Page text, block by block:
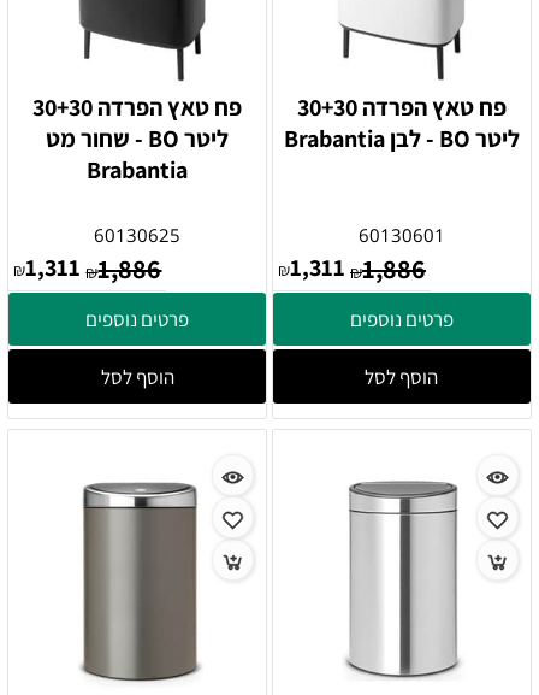
פח טאץ הפרדה 30+30
ליטר BO - לבן Brabantia
60130601
₪1,886
₪1,311
פרטים נוספים
הוסף לסל
פח טאץ הפרדה 30+30
ליטר BO - שחור מט
Brabantia
60130625
₪1,886
₪1,311
פרטים נוספים
הוסף לסל